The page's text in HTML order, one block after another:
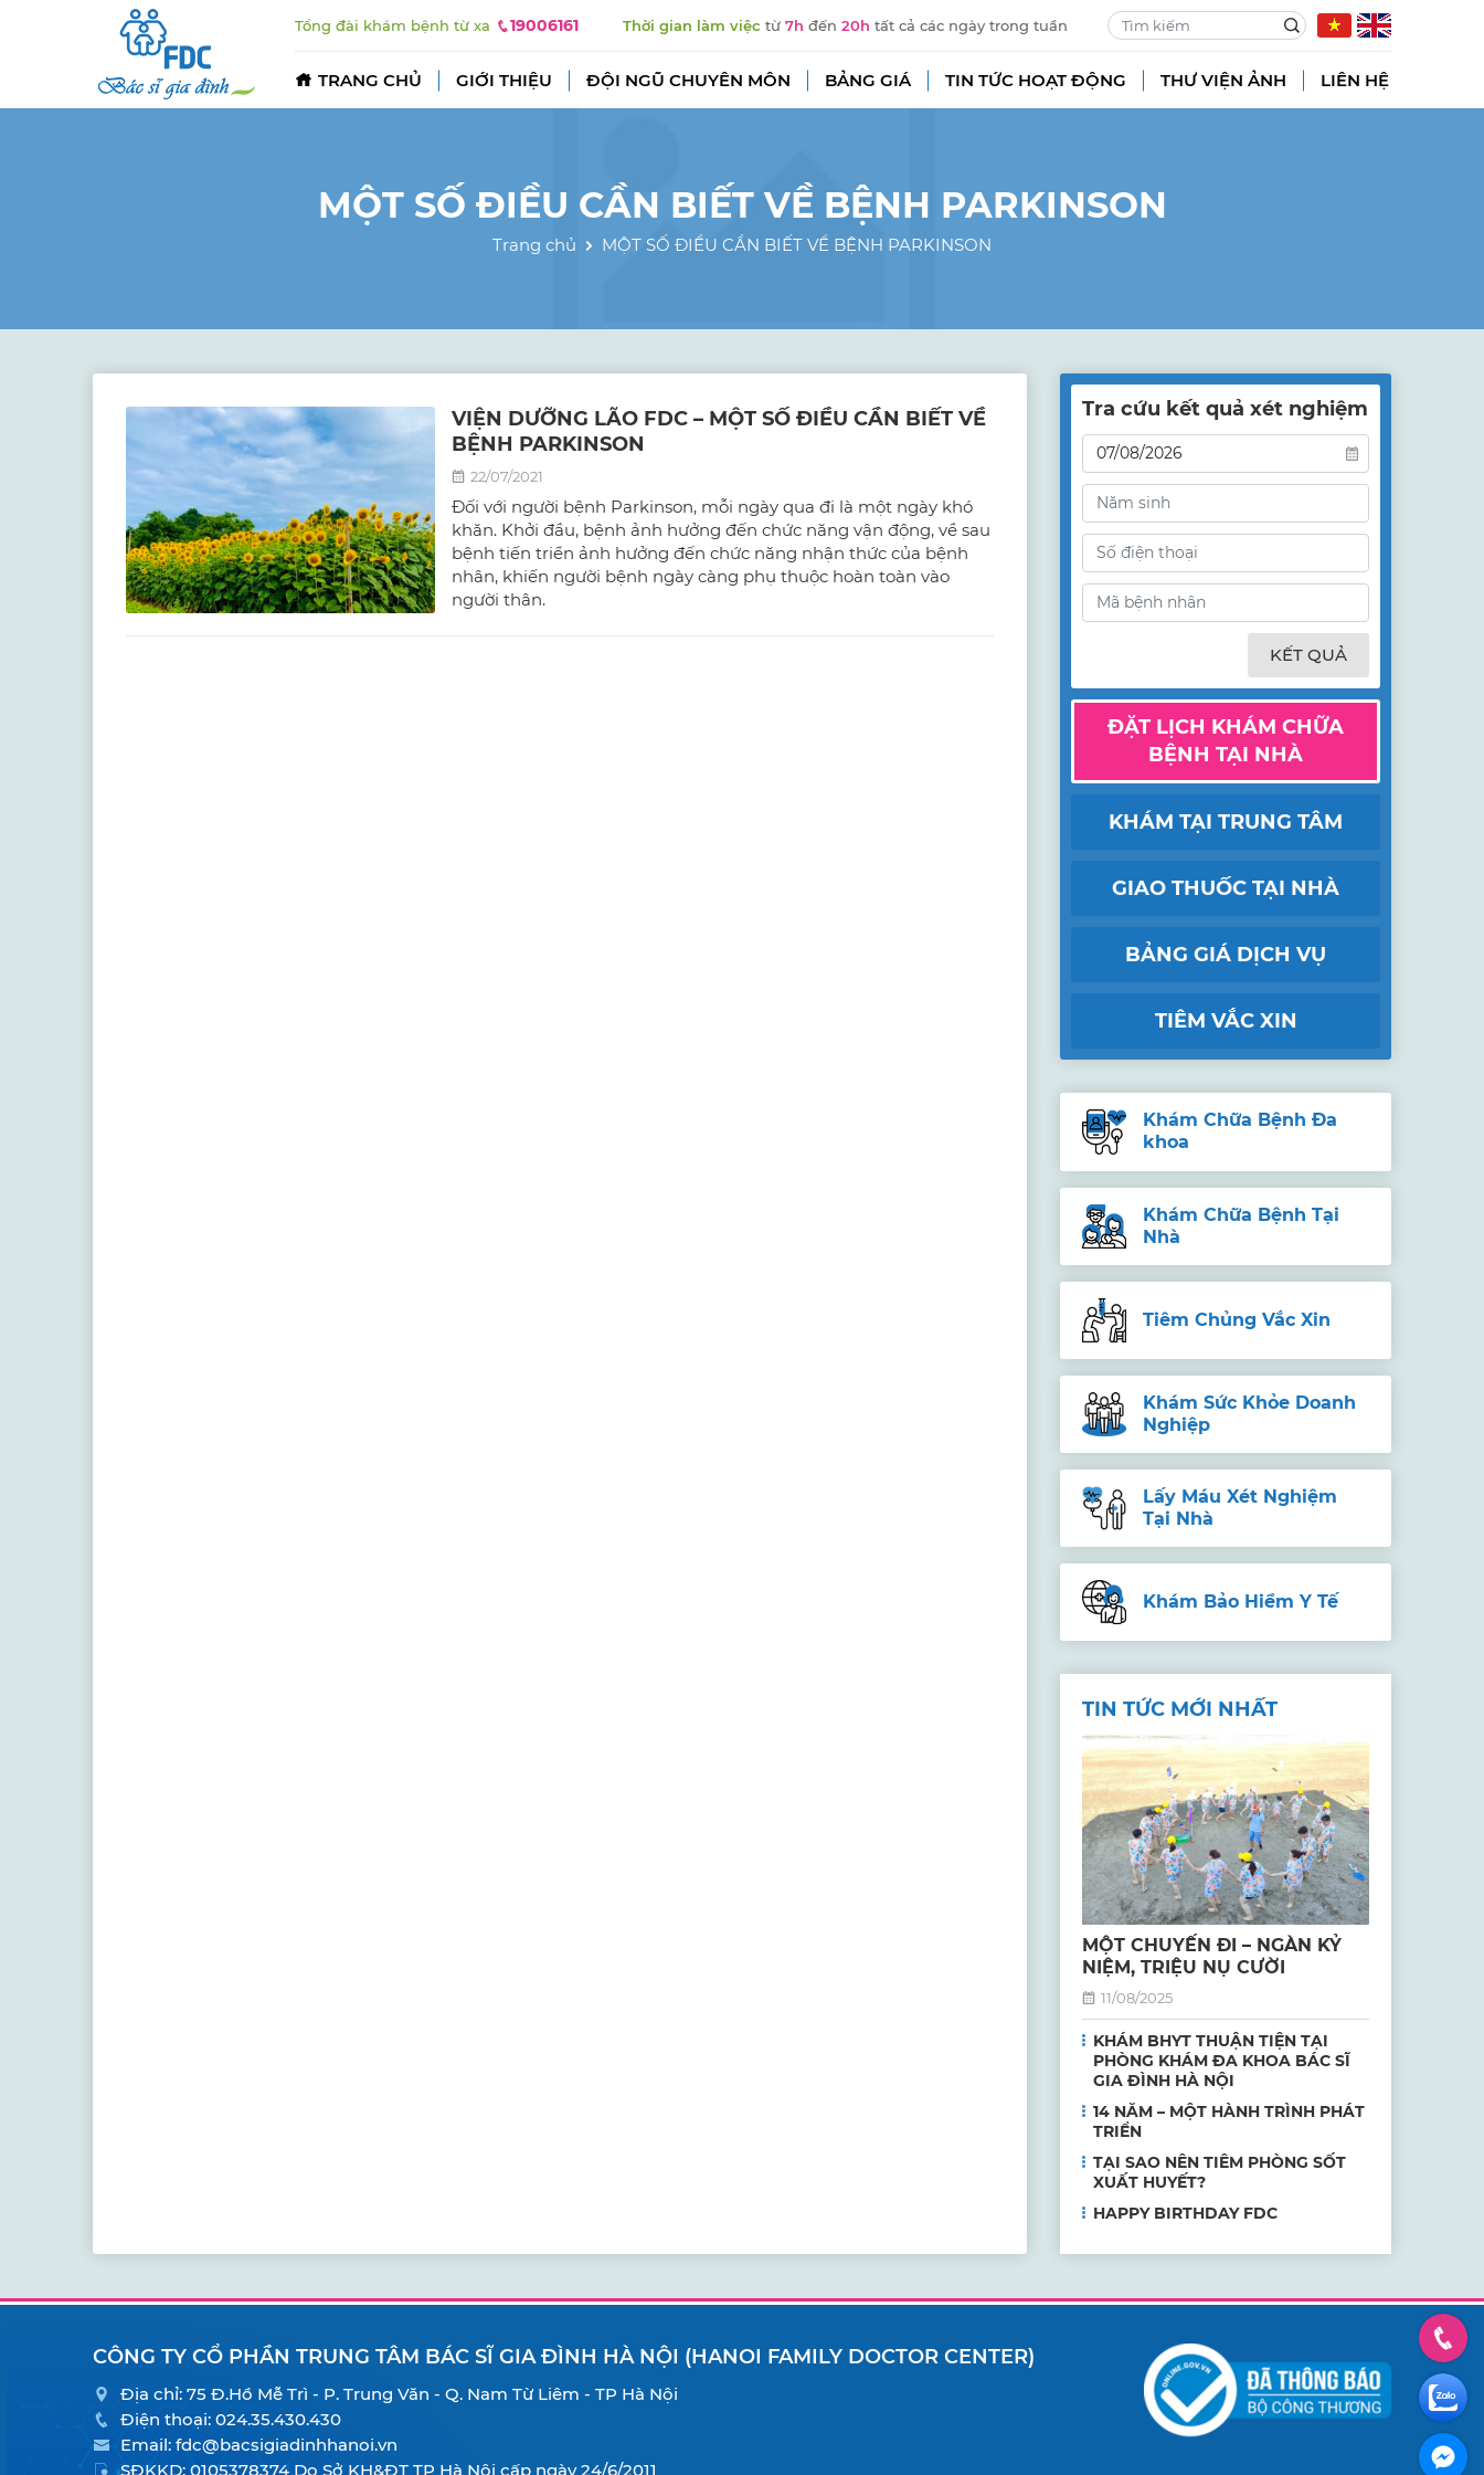
Tổng đài khám bệnh từ xa 19006161 Thời gian làm việc từ 7h đến 20h tất cả các ngày trong tuần
TRANG CHỦ GIỚI THIỆU ĐỘI NGŨ CHUYÊN MÔN BẢNG GIÁ TIN TỨC HOẠT ĐỘNG THƯ VIỆN ẢNH LIÊN HỆ
MỘT SỐ ĐIỀU CẦN BIẾT VỀ BỆNH PARKINSON
Trang chủ MỘT SỐ ĐIỀU CẦN BIẾT VỀ BỆNH PARKINSON
VIỆN DƯỠNG LÃO FDC – MỘT SỐ ĐIỀU CẦN BIẾT VỀ
BỆNH PARKINSON
22/07/2021
Đối với người bệnh Parkinson, mỗi ngày qua đi là một ngày khó
khăn. Khởi đầu, bệnh ảnh hưởng đến chức năng vận động, về sau
bệnh tiến triển ảnh hưởng đến chức năng nhận thức của bệnh
nhân, khiến người bệnh ngày càng phụ thuộc hoàn toàn vào
người thân.
Tra cứu kết quả xét nghiệm
KẾT QUẢ
ĐẶT LỊCH KHÁM CHỮA
BỆNH TẠI NHÀ
KHÁM TẠI TRUNG TÂM
GIAO THUỐC TẠI NHÀ
BẢNG GIÁ DỊCH VỤ
TIÊM VẮC XIN
Khám Chữa Bệnh Đa
khoa
Khám Chữa Bệnh Tại
Nhà
Tiêm Chủng Vắc Xin
Khám Sức Khỏe Doanh
Nghiệp
Lấy Máu Xét Nghiệm
Tại Nhà
Khám Bảo Hiểm Y Tế
TIN TỨC MỚI NHẤT
MỘT CHUYẾN ĐI – NGÀN KỶ
NIỆM, TRIỆU NỤ CƯỜI
11/08/2025
KHÁM BHYT THUẬN TIỆN TẠI
PHÒNG KHÁM ĐA KHOA BÁC SĨ
GIA ĐÌNH HÀ NỘI
14 NĂM – MỘT HÀNH TRÌNH PHÁT
TRIỂN
TẠI SAO NÊN TIÊM PHÒNG SỐT
XUẤT HUYẾT?
HAPPY BIRTHDAY FDC
CÔNG TY CỔ PHẦN TRUNG TÂM BÁC SĨ GIA ĐÌNH HÀ NỘI (HANOI FAMILY DOCTOR CENTER)
Địa chỉ: 75 Đ.Hồ Mễ Trì - P. Trung Văn - Q. Nam Từ Liêm - TP Hà Nội
Điện thoại: 024.35.430.430
Email: fdc@bacsigiadinhhanoi.vn
SĐKKD: 0105378374 Do Sở KH&ĐT TP Hà Nội cấp ngày 24/6/2011